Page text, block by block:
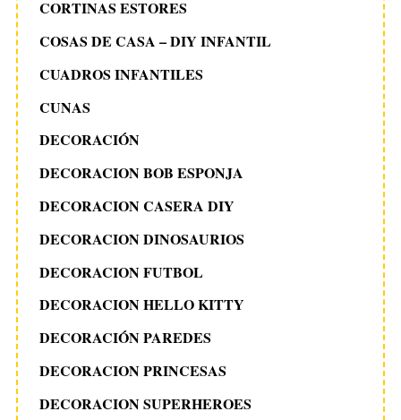
r
a
d
a
s
CORTINAS ESTORES
COSAS DE CASA – DIY INFANTIL
CUADROS INFANTILES
CUNAS
DECORACIÓN
DECORACION BOB ESPONJA
DECORACION CASERA DIY
DECORACION DINOSAURIOS
DECORACION FUTBOL
DECORACION HELLO KITTY
DECORACIÓN PAREDES
DECORACION PRINCESAS
DECORACION SUPERHEROES